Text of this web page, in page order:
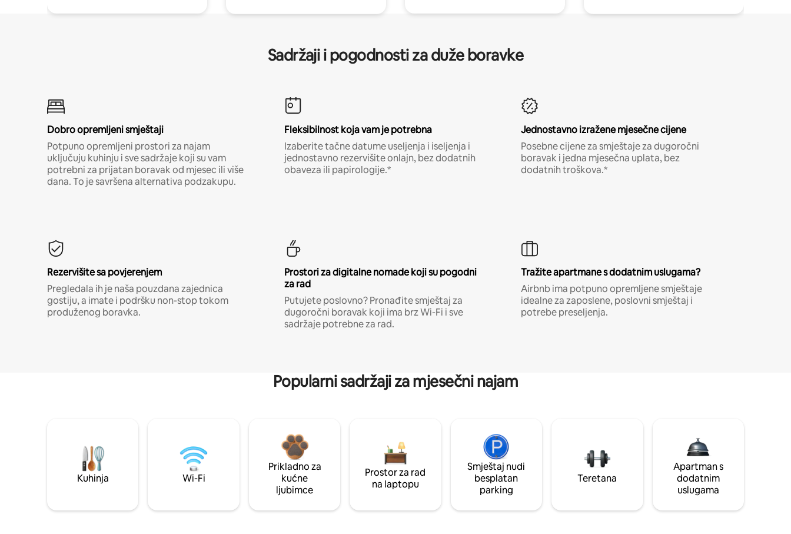
Sadržaji i pogodnosti za duže boravke
Dobro opremljeni smještaji
Potpuno opremljeni prostori za najam
uključuju kuhinju i sve sadržaje koji su vam
potrebni za prijatan boravak od mjesec ili više
dana. To je savršena alternativa podzakupu.
Fleksibilnost koja vam je potrebna
Izaberite tačne datume useljenja i iseljenja i
jednostavno rezervišite onlajn, bez dodatnih
obaveza ili papirologije.*
Jednostavno izražene mjesečne cijene
Posebne cijene za smještaje za dugoročni
boravak i jedna mjesečna uplata, bez
dodatnih troškova.*
Rezervišite sa povjerenjem
Pregledala ih je naša pouzdana zajednica
gostiju, a imate i podršku non-stop tokom
produženog boravka.
Prostori za digitalne nomade koji su pogodni
za rad
Putujete poslovno? Pronađite smještaj za
dugoročni boravak koji ima brz Wi-Fi i sve
sadržaje potrebne za rad.
Tražite apartmane s dodatnim uslugama?
Airbnb ima potpuno opremljene smještaje
idealne za zaposlene, poslovni smještaj i
potrebe preseljenja.
Popularni sadržaji za mjesečni najam
Kuhinja Wi-Fi
Prikladno za
kućne
ljubimce
Prostor za rad
na laptopu
Smještaj nudi
besplatan
parking
Teretana
Apartman s
dodatnim
uslugama